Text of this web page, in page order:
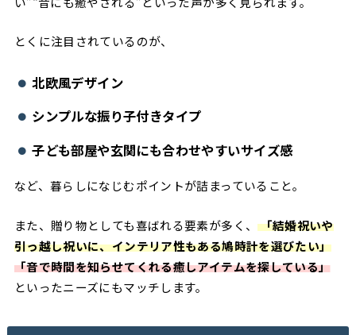
とくに注目されているのが、
北欧風デザイン
シンプルな振り子付きタイプ
子ども部屋や玄関にも合わせやすいサイズ感
など、暮らしになじむポイントが詰まっていること。
また、贈り物としても喜ばれる要素が多く、「結婚祝いや
引っ越し祝いに、インテリア性もある鳩時計を選びたい」
「音で時間を知らせてくれる癒しアイテムを探している」
といったニーズにもマッチします。